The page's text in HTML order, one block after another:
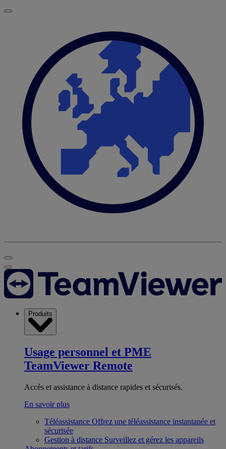
Produits
Usage personnel et PME
TeamViewer Remote
Accès et assistance à distance rapides et sécurisés.
En savoir plus
Téléassistance Offrez une téléassistance instantanée et
sécurisée
Gestion à distance Surveillez et gérez les appareils